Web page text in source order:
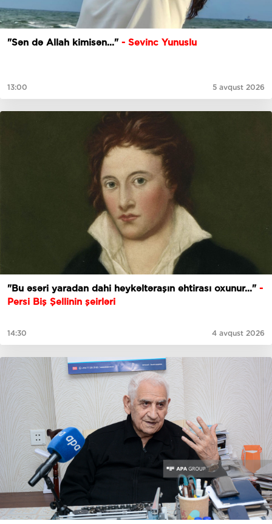
"Sən də Allah kimisən..." - Sevinc Yunuslu
13:00 5 avqust 2026
"Bu əsəri yaradan dahi heykəltəraşın ehtirası oxunur..." -
Persi Biş Şellinin şeirləri
14:30 4 avqust 2026